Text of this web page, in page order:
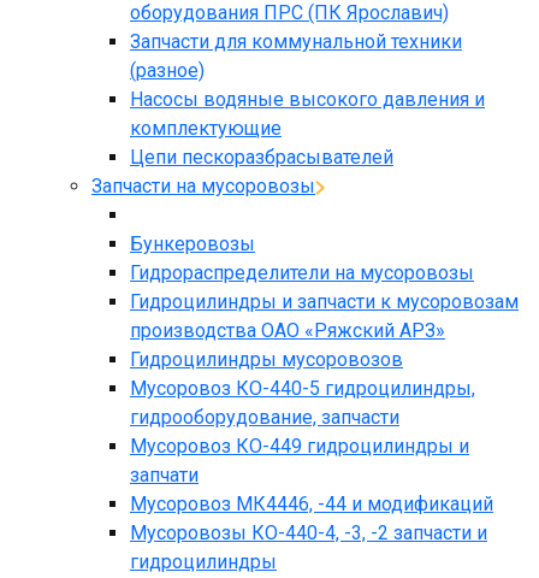
оборудования ПРС (ПК Ярославич)
Запчасти для коммунальной техники
(разное)
Насосы водяные высокого давления и
комплектующие
Цепи пескоразбрасывателей
Запчасти на мусоровозы
Бункеровозы
Гидрораспределители на мусоровозы
Гидроцилиндры и запчасти к мусоровозам
производства ОАО «Ряжский АРЗ»
Гидроцилиндры мусоровозов
Мусоровоз КО-440-5 гидроцилиндры,
гидрооборудование, запчасти
Мусоровоз КО-449 гидроцилиндры и
запчати
Мусоровоз МК4446, -44 и модификаций
Мусоровозы КО-440-4, -3, -2 запчасти и
гидроцилиндры